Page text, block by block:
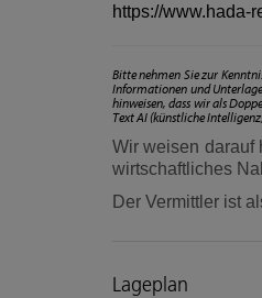
https://www.hada-
Bitte nehmen Sie zur
Informationen und
hinweisen, dass wir als
Text AI (künstliche
Wir weisen darauf
wirtschaftliches
Der Vermittler ist
Lageplan